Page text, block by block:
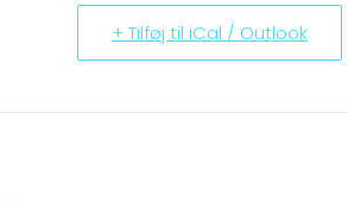
+ Tilføj til iCal / Outlook